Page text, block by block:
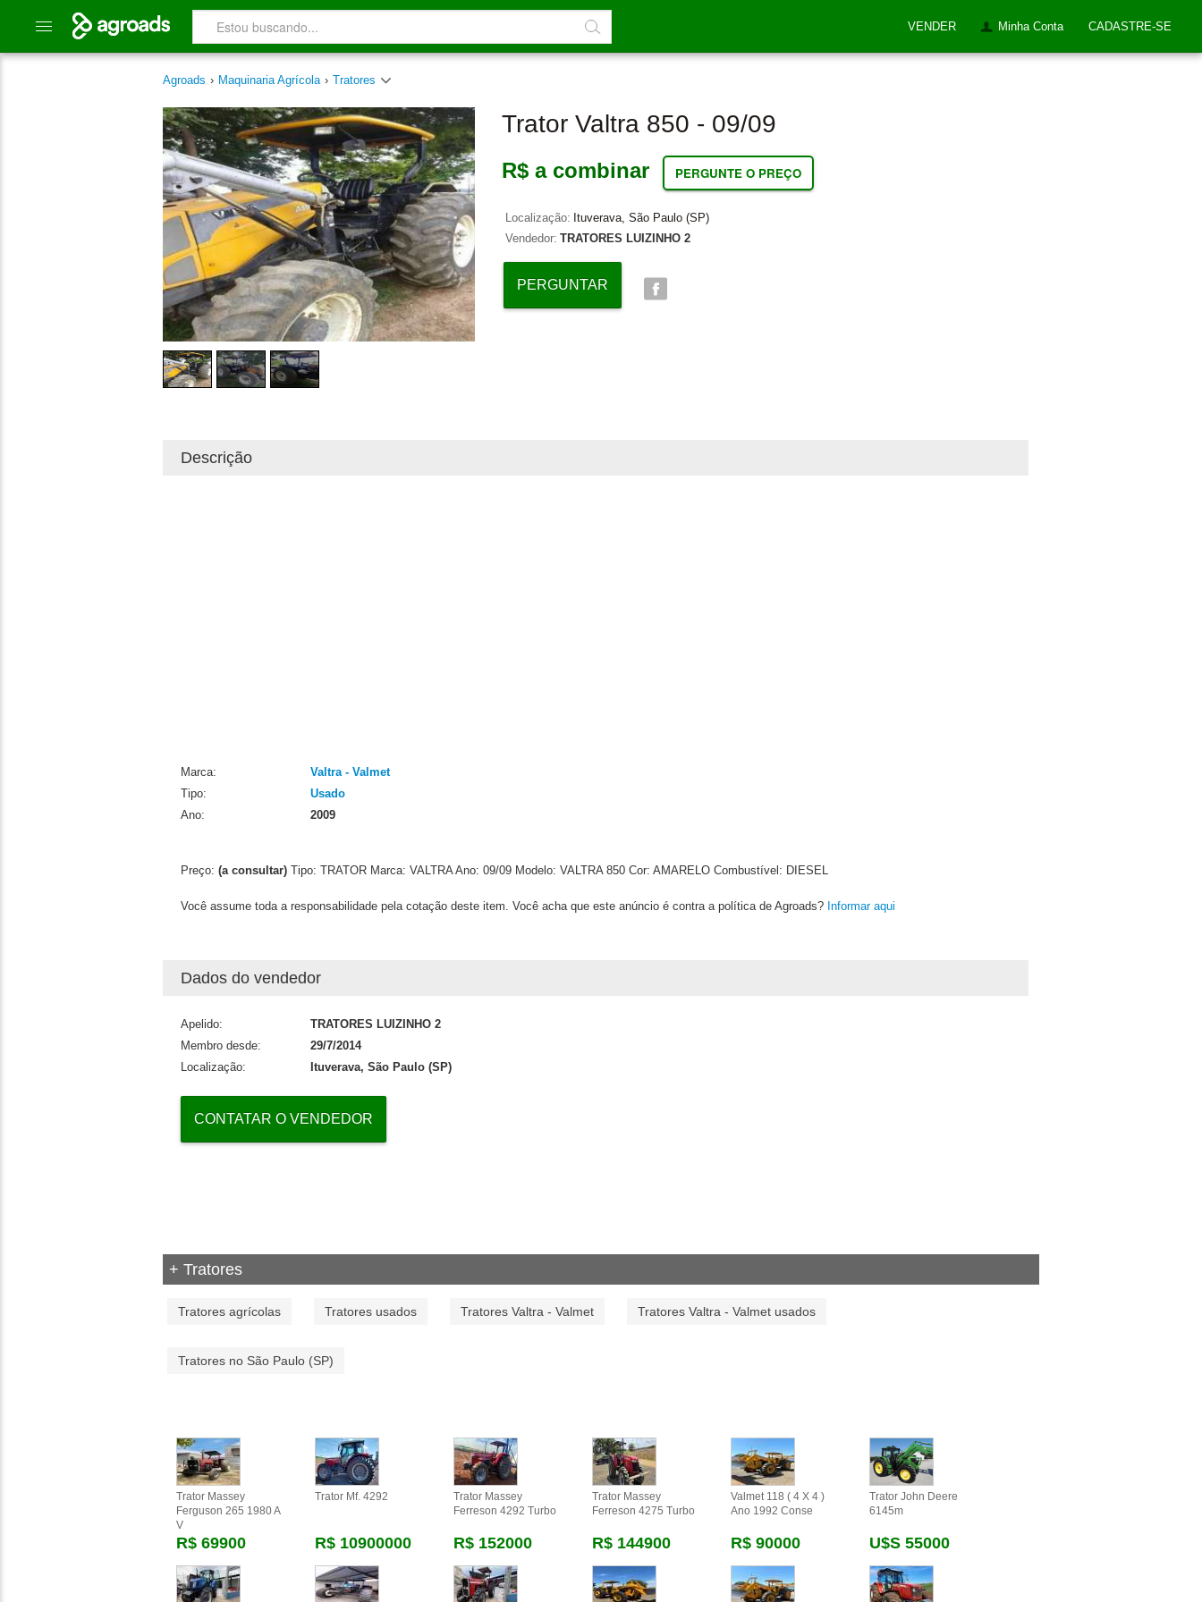
VENDER Minha Conta CADASTRE-SE
Agroads › Maquinaria Agrícola › Tratores
Trator Valtra 850 - 09/09
R$ a combinar PERGUNTE O PREÇO
Localização: Ituverava, São Paulo (SP)
Vendedor: TRATORES LUIZINHO 2
PERGUNTAR
Descrição
Marca:
Valtra - Valmet
Tipo:
Usado
Ano:
2009
Preço: (a consultar) Tipo: TRATOR Marca: VALTRAAno: 09/09 Modelo: VALTRA 850 Cor: AMARELO Combustível: DIESEL
Você assume toda a responsabilidade pela cotação deste item. Você acha que este anúncio é contra a política de Agroads? Informar aqui
Dados do vendedor
Apelido:
TRATORES LUIZINHO 2
Membro desde:
29/7/2014
Localização:
Ituverava, São Paulo (SP)
CONTATAR O VENDEDOR
+ Tratores
Tratores agrícolas Tratores usados Tratores Valtra - Valmet Tratores Valtra - Valmet usados
Tratores no São Paulo (SP)
Trator Massey
Ferguson 265 1980 A
V
R$ 69900
Trator Mf. 4292
R$ 10900000
Trator Massey
Ferreson 4292 Turbo
R$ 152000
Trator Massey
Ferreson 4275 Turbo
R$ 144900
Valmet 118 ( 4 X 4 )
Ano 1992 Conse
R$ 90000
Trator John Deere
6145m
U$s 55000